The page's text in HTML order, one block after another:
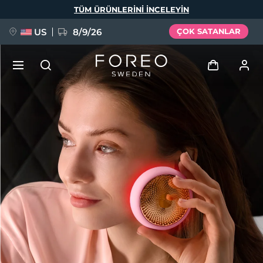
TÜM ÜRÜNLERINI INCELEYIN
US 8/9/26 ÇOK SATANLAR
Kullanici profi̇li̇
Cihazlarım
Siparişlerim
Adresim
Aboneliklerim
FAQ™ Pure Beauty-Tech Elixir
BREAKING NEWS
issa™ Teeth Whitening Set
Dil Seçimi
Deutsch
Español
Français
Italiano
Português
Polski
Svenska
Русский
Türkçe
简体中文 繁體中文